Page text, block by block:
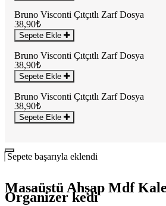
Bruno Visconti Çıtçıtlı Zarf Dosya
38,90₺
Sepete Ekle
Bruno Visconti Çıtçıtlı Zarf Dosya
38,90₺
Sepete Ekle
Bruno Visconti Çıtçıtlı Zarf Dosya
38,90₺
Sepete Ekle
Sepete başarıyla eklendi
Masaüstü Ahşap Mdf
Organizer kedi